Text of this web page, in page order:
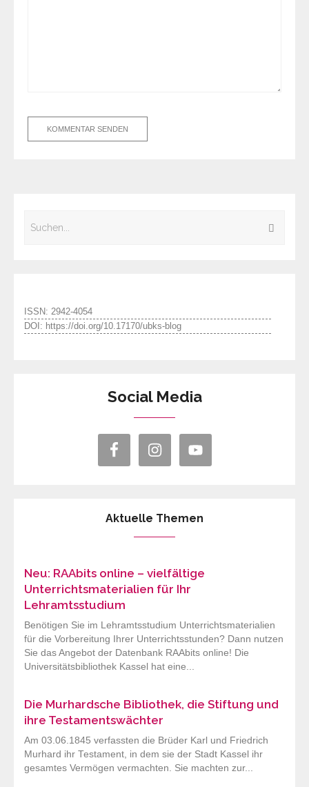
ISSN: 2942-4054
DOI: https://doi.org/10.17170/ubks-blog
Social Media
Aktuelle Themen
Neu: RAAbits online – vielfältige
Unterrichtsmaterialien für Ihr
Lehramtsstudium
Benötigen Sie im Lehramtsstudium Unterrichtsmaterialien
für die Vorbereitung Ihrer Unterrichtsstunden? Dann nutzen
Sie das Angebot der Datenbank RAAbits online! Die
Universitätsbibliothek Kassel hat eine...
Die Murhardsche Bibliothek, die Stiftung und
ihre Testamentswächter
Am 03.06.1845 verfassten die Brüder Karl und Friedrich
Murhard ihr Testament, in dem sie der Stadt Kassel ihr
gesamtes Vermögen vermachten. Sie machten zur...